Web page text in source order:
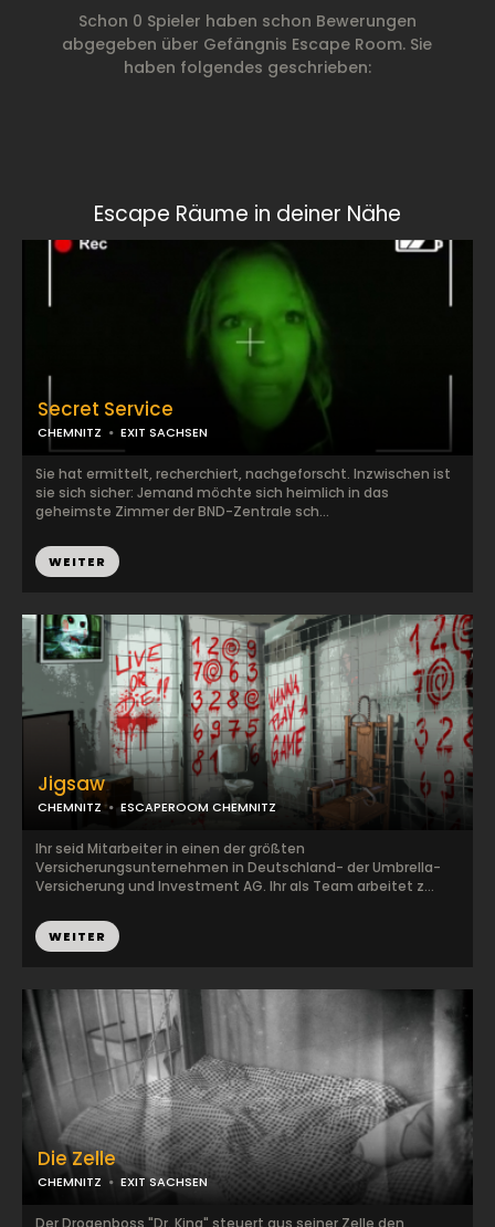
Schon 0 Spieler haben schon Bewerungen
abgegeben über Gefängnis Escape Room. Sie
haben folgendes geschrieben:
Escape Räume in deiner Nähe
Jigsaw
CHEMNITZ ESCAPEROOM CHEMNITZ
Ihr seid Mitarbeiter in einen der größten
Versicherungsunternehmen in Deutschland- der Umbrella-
Versicherung und Investment AG. Ihr als Team arbeitet z...
WEITER
Secret Service
CHEMNITZ EXIT SACHSEN
Sie hat ermittelt, recherchiert, nachgeforscht. Inzwischen ist
sie sich sicher: Jemand möchte sich heimlich in das
geheimste Zimmer der BND-Zentrale sch...
WEITER
Die Zelle
CHEMNITZ EXIT SACHSEN
Der Drogenboss "Dr. King" steuert aus seiner Zelle den